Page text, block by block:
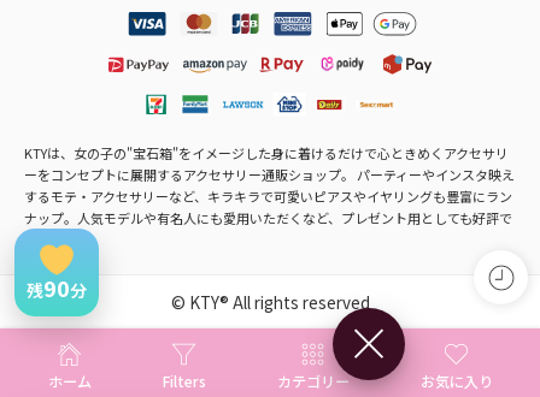
KTYは、女の子の"宝石箱"をイメージした身に着けるだけで心ときめくアクセサリ
ーをコンセプトに展開するアクセサリー通販ショップ。 パーティーやインスタ映え
するモテ・アクセサリーなど、キラキラで可愛いピアスやイヤリングも豊富にラン
ナップ。人気モデルや有名人にも愛用いただくなど、プレゼント用としても好評で
© KTY® All rights reserved
ホーム Filters カテゴリー お気に入り
×
残90分